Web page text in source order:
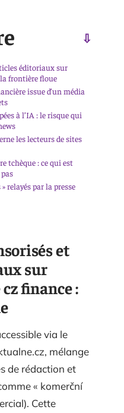
éditoriaux sur
frontière floue
issue d’un média
à l’IA : le risque qui
les lecteurs de sites
tchèque : ce qui est
relayés par la presse
et
sur
finance :
via le
mélange
de rédaction et
« komerční
Cette